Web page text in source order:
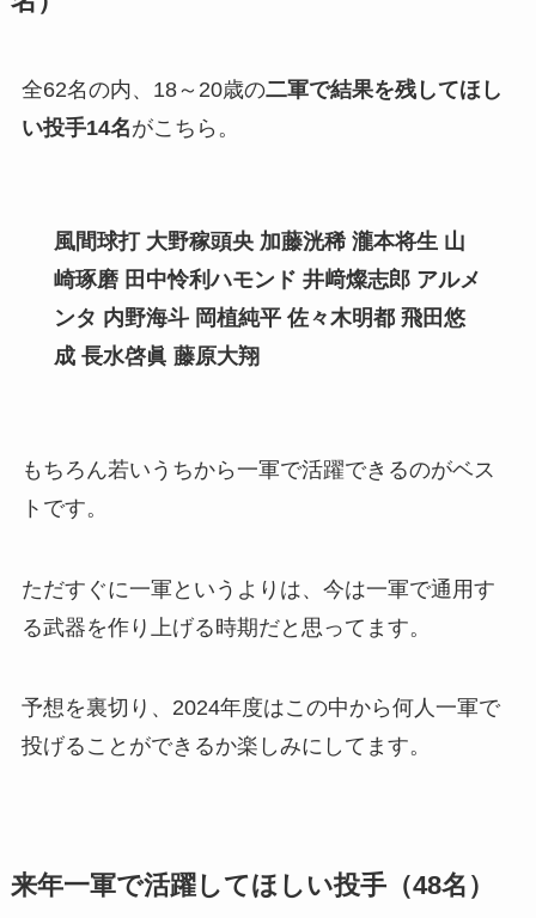
全62名の内、18～20歳の二軍で結果を残してほし
い投手14名がこちら。
風間球打 大野稼頭央 加藤洸稀 瀧本将生 山
崎琢磨 田中怜利ハモンド 井﨑燦志郎 アルメ
ンタ 内野海斗 岡植純平 佐々木明都 飛田悠
成 長水啓眞 藤原大翔
もちろん若いうちから一軍で活躍できるのがベス
トです。
ただすぐに一軍というよりは、今は一軍で通用す
る武器を作り上げる時期だと思ってます。
予想を裏切り、2024年度はこの中から何人一軍で
投げることができるか楽しみにしてます。
来年一軍で活躍してほしい投手（48名）